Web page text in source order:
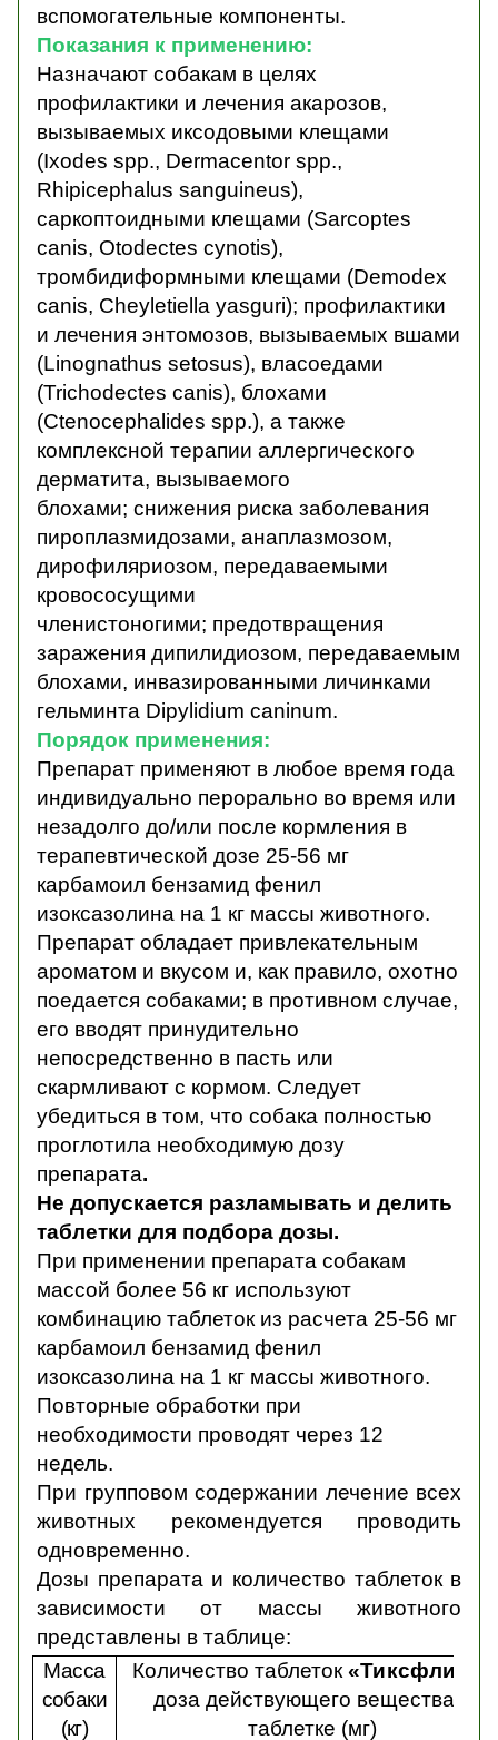
вспомогательные компоненты.
Показания к применению:
Назначают собакам в целях
профилактики и лечения акарозов,
вызываемых иксодовыми клещами
(Ixodes spp., Dermacentor spp.,
Rhipicephalus sanguineus),
саркоптоидными клещами (Sarcoptes
canis, Otodectes cynotis),
тромбидиформными клещами (Demodex
canis, Cheyletiella yasguri); профилактики
и лечения энтомозов, вызываемых вшами
(Linognathus setosus), власоедами
(Trichodectes canis), блохами
(Ctenocephalides spp.), а также
комплексной терапии аллергического
дерматита, вызываемого
блохами; снижения риска заболевания
пироплазмидозами, анаплазмозом,
дирофиляриозом, передаваемыми
кровососущими
членистоногими; предотвращения
заражения дипилидиозом, передаваемым
блохами, инвазированными личинками
гельминта Dipylidium caninum.
Порядок применения:
Препарат применяют в любое время года
индивидуально перорально во время или
незадолго до/или после кормления в
терапевтической дозе 25-56 мг
карбамоил бензамид фенил
изоксазолина на 1 кг массы животного.
Препарат обладает привлекательным
ароматом и вкусом и, как правило, охотно
поедается собаками; в противном случае,
его вводят принудительно
непосредственно в пасть или
скармливают с кормом. Следует
убедиться в том, что собака полностью
проглотила необходимую дозу
препарата.
Не допускается разламывать и делить
таблетки для подбора дозы.
При применении препарата собакам
массой более 56 кг используют
комбинацию таблеток из расчета 25-56 мг
карбамоил бензамид фенил
изоксазолина на 1 кг массы животного.
Повторные обработки при
необходимости проводят через 12
недель.
При групповом содержании лечение всех
животных рекомендуется проводить
одновременно.
Дозы препарата и количество таблеток в
зависимости от массы животного
представлены в таблице:
Масса
собаки
(кг)
Количество таблеток «Тиксфли»
доза действующего вещества в
таблетке (мг)